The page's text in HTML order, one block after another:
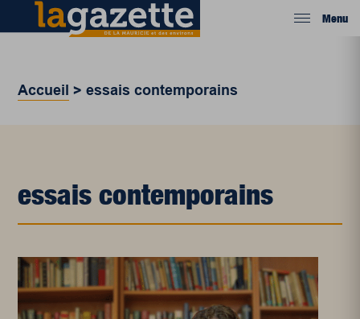
Menu
Accueil >essais contemporains
essais contemporains